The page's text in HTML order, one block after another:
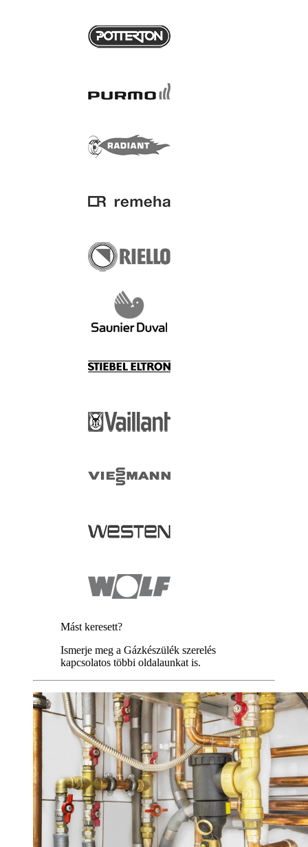
Mást keresett?
Ismerje meg a Gázkészülék szerelés
kapcsolatos többi oldalaunkat is.